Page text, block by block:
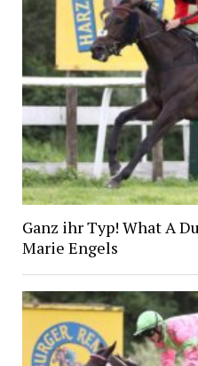
Ganz ihr Typ! What A
Marie Engels